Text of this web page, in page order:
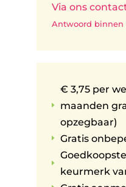
Via ons
Antwoord binnen
E
€ 3,75 per
maanden
opzegbaar)
E Gratis
E
keurmerk